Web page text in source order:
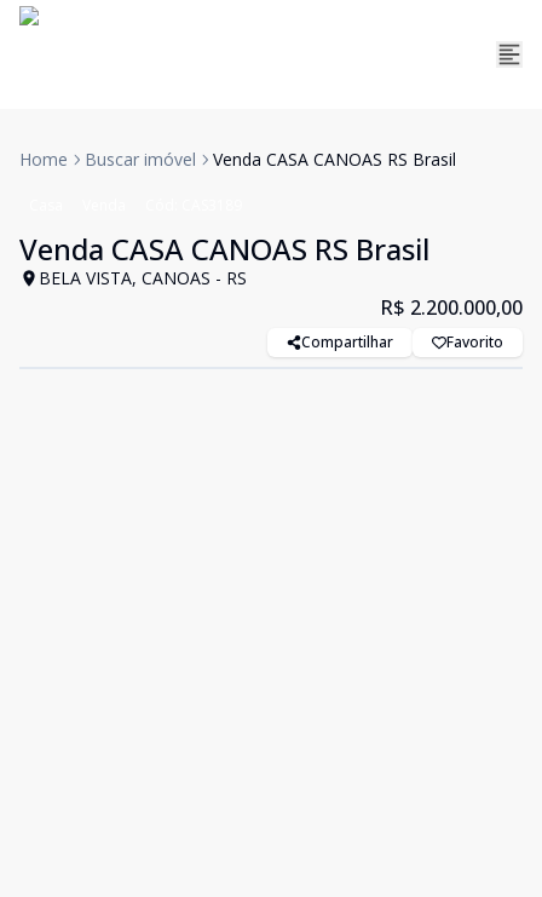
Home Buscar imóvel Venda CASA CANOAS RS Brasil
Venda CASA CANOAS RS Brasil
BELA VISTA, CANOAS - RS
R$ 2.200.000,00
Compartilhar Favorito